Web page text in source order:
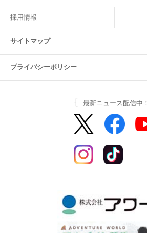
採用情報
サイトマップ
プライバシーポリシー
最新ニュース配信中！